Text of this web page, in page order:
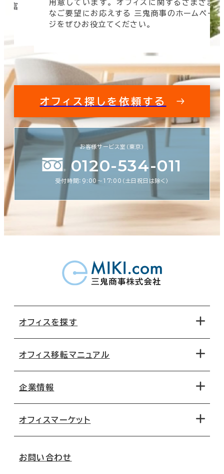
豊富
用意しています。 オフィスに関するさまざま
なご要望にお応えする 三鬼商事のホームペー
ジをぜひお役立てください。
オフィス探しを依頼する
お客様サービス室（東京）
0120-534-011
受付時間：9:00〜17:00（土日祝日は除く）
オフィスを探す
地図から探す
路線・駅から探す
オフィス移転マニュアル
移転コストシミュレーション
移転スケジュール
オフィス移転Q&A
企業情報
オフィスマーケット
お問い合わせ